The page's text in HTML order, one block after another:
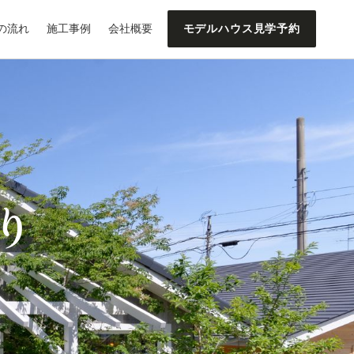
流れ 施工事例 会社概要 モデルハウス見学予約